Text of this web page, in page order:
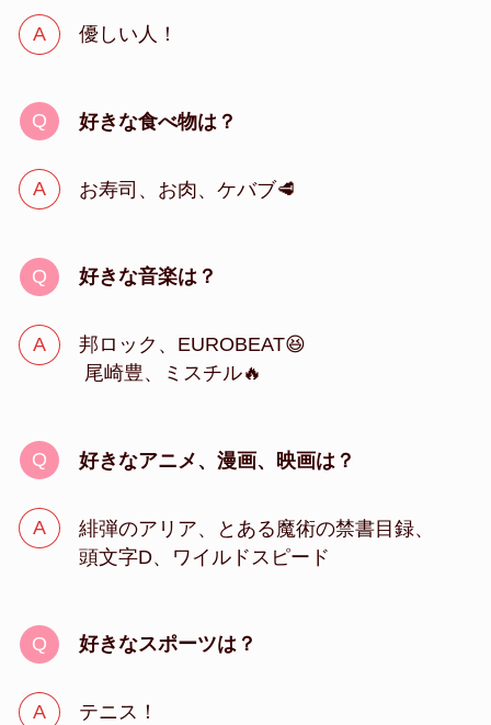
優しい人！
好きな食べ物は？
お寿司、お肉、ケバブ🥩
好きな音楽は？
邦ロック、EUROBEAT😆
尾崎豊、ミスチル🔥
好きなアニメ、漫画、映画は？
緋弾のアリア、とある魔術の禁書目録、
頭文字D、ワイルドスピード
好きなスポーツは？
テニス！